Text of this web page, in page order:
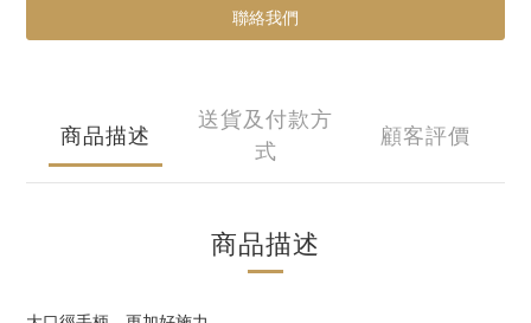
聯絡我們
商品描述
送貨及付款方
式
顧客評價
商品描述